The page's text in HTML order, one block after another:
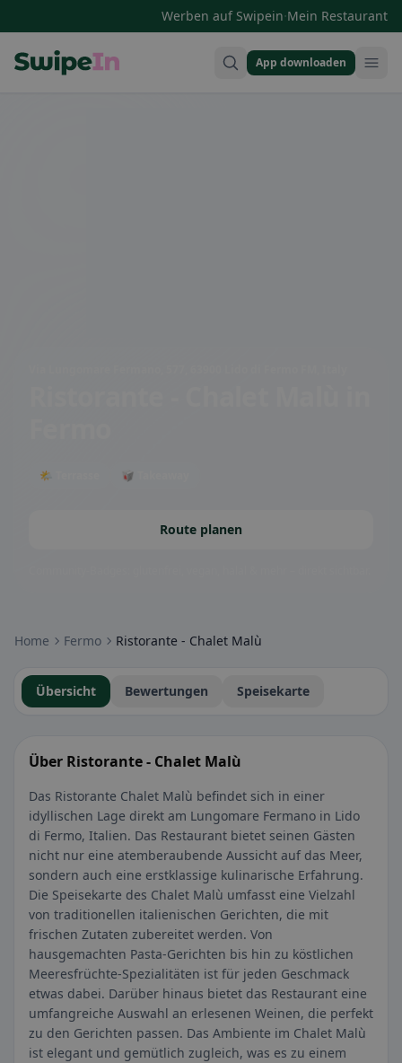
Werben auf Swipein·Mein Restaurant
App downloaden
🌤 Terrasse 🥡 Takeaway
Route planen
Home Fermo Ristorante - Chalet Malù
Übersicht Bewertungen Speisekarte
Über Ristorante - Chalet Malù
Das Ristorante Chalet Malù befindet sich in einer
idyllischen Lage direkt am Lungomare Fermano in Lido
di Fermo, Italien. Das Restaurant bietet seinen Gästen
nicht nur eine atemberaubende Aussicht auf das Meer,
sondern auch eine erstklassige kulinarische Erfahrung.
Die Speisekarte des Chalet Malù umfasst eine Vielzahl
von traditionellen italienischen Gerichten, die mit
frischen Zutaten zubereitet werden. Von
hausgemachten Pasta-Gerichten bis hin zu köstlichen
Meeresfrüchte-Spezialitäten ist für jeden Geschmack
etwas dabei. Darüber hinaus bietet das Restaurant eine
umfangreiche Auswahl an erlesenen Weinen, die perfekt
zu den Gerichten passen. Das Ambiente im Chalet Malù
ist elegant und gemütlich zugleich, was es zu einem